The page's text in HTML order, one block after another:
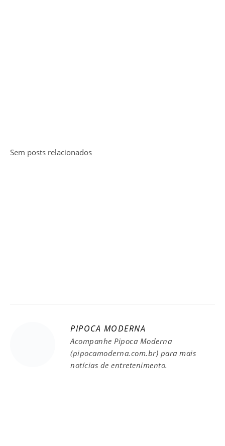
Sem posts relacionados
PIPOCA MODERNA
Acompanhe Pipoca Moderna
(pipocamoderna.com.br) para mais
notícias de entretenimento.